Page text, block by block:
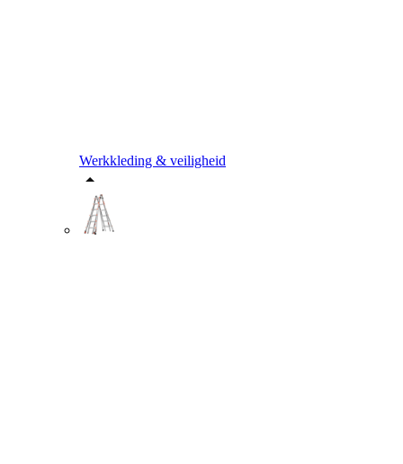
Werkkleding & veiligheid